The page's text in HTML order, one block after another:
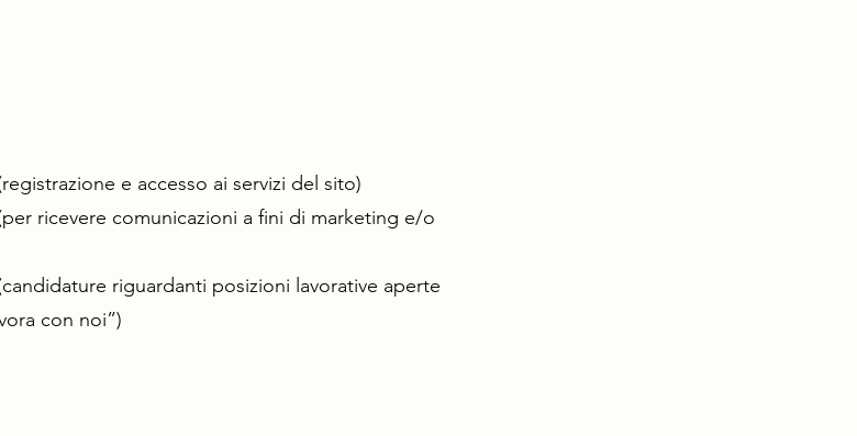
e accesso ai servizi del sito)
ricevere comunicazioni a fini di marketing e/o
riguardanti posizioni lavorative aperte
con noi”)